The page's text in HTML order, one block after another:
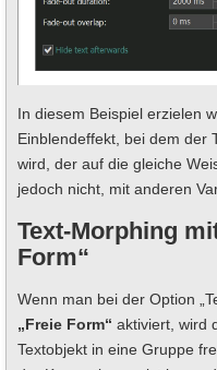
In diesem Beispiel erzielen
Einblendeffekt, bei dem der
wird, der auf die gleiche
jedoch nicht, mit anderen
Text-Morphing
Form“
Wenn man bei der Option
„Freie Form“ aktiviert, wird
Textobjekt in eine Gruppe